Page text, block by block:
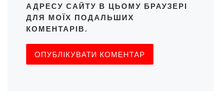
АДРЕСУ САЙТУ В ЦЬОМУ БРАУЗЕРІ
ДЛЯ МОЇХ ПОДАЛЬШИХ
КОМЕНТАРІВ.